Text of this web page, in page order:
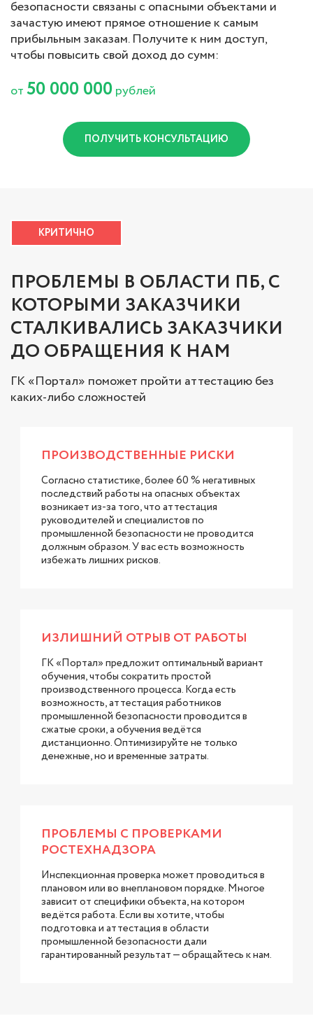
безопасности связаны с опасными объектами и
зачастую имеют прямое отношение к самым
прибыльным заказам. Получите к ним доступ,
чтобы повысить свой доход до сумм:
от50 000 000рублей
ПОЛУЧИТЬ КОНСУЛЬТАЦИЮ
КРИТИЧНО
ПРОБЛЕМЫ В ОБЛАСТИ ПБ, С
КОТОРЫМИ ЗАКАЗЧИКИ
СТАЛКИВАЛИСЬ ЗАКАЗЧИКИ
ДО ОБРАЩЕНИЯ К НАМ
ГК «Портал» поможет пройти аттестацию без
каких-либо сложностей
ПРОИЗВОДСТВЕННЫЕ РИСКИ
Согласно статистике, более 60 % негативных
последствий работы на опасных объектах
возникает из-за того, что аттестация
руководителей и специалистов по
промышленной безопасности не проводится
должным образом. У вас есть возможность
избежать лишних рисков.
ИЗЛИШНИЙ ОТРЫВ ОТ РАБОТЫ
ГК «Портал» предложит оптимальный вариант
обучения, чтобы сократить простой
производственного процесса. Когда есть
возможность, аттестация работников
промышленной безопасности проводится в
сжатые сроки, а обучения ведётся
дистанционно. Оптимизируйте не только
денежные, но и временные затраты.
ПРОБЛЕМЫ С ПРОВЕРКАМИ
РОСТЕХНАДЗОРА
Инспекционная проверка может проводиться в
плановом или во внеплановом порядке. Многое
зависит от специфики объекта, на котором
ведётся работа. Если вы хотите, чтобы
подготовка и аттестация в области
промышленной безопасности дали
гарантированный результат — обращайтесь к нам.